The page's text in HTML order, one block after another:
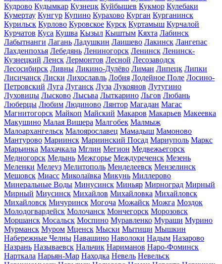
Кудрово Кудымкар Кузнецк Куйбышев Кукмор Кулебаки
Кумертау Кунгур Купино Курахово Курган Курганинск
Курильск Курлово Куровское Курск Куртамыш Курчалой
Курчатов Куса Кушва Кызыл Кыштым Кяхта Лабинск
Лабытнанги Лагань Ладушкин Лаишево Лакинск Лангепас
Лахденпохья Лебедянь Лениногорск Ленинск Ленинск-
Кузнецкий Ленск Лермонтов Лесной Лесозаводск
Лесосибирск Ливны Ликино-Дулёво Лиман Липецк Липки
Лисичанск Лиски Лихославль Лобня Лодейное Поле Лосино-
Петровский Луга Луганск Луза Лукоянов Лутугино
Луховицы Лысково Лысьва Лыткарино Льгов Любань
Люберцы Любим Людиново Лянтор Магадан Магас
Магнитогорск Майкоп Майский Макаров Макарьев Макеевка
Макушино Малая Вишера Малгобек Малмыж
Малоархангельск Малоярославец Мамадыш Мамоново
Мантурово Мариинск Мариинский Посад Мариуполь Маркс
Марьинка Махачкала Мглин Мегион Медвежьегорск
Медногорск Медынь Межгорье Междуреченск Мезень
Меленки Мелеуз Мелитополь Менделеевск Мензелинск
Мещовск Миасс Миколаївка Микунь Миллерово
Минеральные Воды Минусинск Миньяр Мирноград Мирный
Мирный Миусинск Михайлов Михайловка Михайловск
Михайловск Мичуринск Могоча Можайск Можга Моздок
Молодогвардейск Молочанск Мончегорск Морозовск
Моршанск Мосальск Моспино Муравленко Мураши Мурино
Мурманск Муром Мценск Мыски Мытищи Мышкин
Набережные Челны Навашино Наволоки Надым Назарово
Назрань Называевск Нальчик Нариманов Наро-Фоминск
Нарткала Нарьян-Мар Находка Невель Невельск